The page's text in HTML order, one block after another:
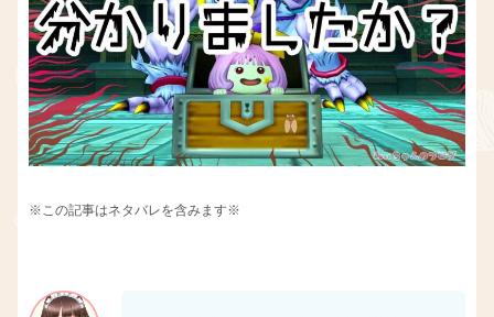
※この記事はネタバレを含みます※